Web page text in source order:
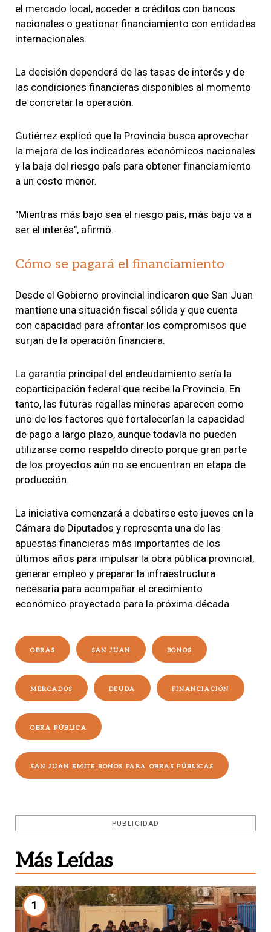
el mercado local, acceder a créditos con bancos
nacionales o gestionar financiamiento con entidades
internacionales.
La decisión dependerá de las tasas de interés y de
las condiciones financieras disponibles al momento
de concretar la operación.
Gutiérrez explicó que la Provincia busca aprovechar
la mejora de los indicadores económicos nacionales
y la baja del riesgo país para obtener financiamiento
a un costo menor.
"Mientras más bajo sea el riesgo país, más bajo va a
ser el interés", afirmó.
Cómo se pagará el financiamiento
Desde el Gobierno provincial indicaron que San Juan
mantiene una situación fiscal sólida y que cuenta
con capacidad para afrontar los compromisos que
surjan de la operación financiera.
La garantía principal del endeudamiento sería la
coparticipación federal que recibe la Provincia. En
tanto, las futuras regalías mineras aparecen como
uno de los factores que fortalecerían la capacidad
de pago a largo plazo, aunque todavía no pueden
utilizarse como respaldo directo porque gran parte
de los proyectos aún no se encuentran en etapa de
producción.
La iniciativa comenzará a debatirse este jueves en la
Cámara de Diputados y representa una de las
apuestas financieras más importantes de los
últimos años para impulsar la obra pública provincial,
generar empleo y preparar la infraestructura
necesaria para acompañar el crecimiento
económico proyectado para la próxima década.
OBRAS SAN JUAN BONOS
MERCADOS DEUDA FINANCIACIÓN
OBRA PÚBLICA
SAN JUAN EMITE BONOS PARA OBRAS PÚBLICAS
PUBLICIDAD
Más Leídas
1